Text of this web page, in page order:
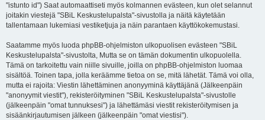
"istunto id") Saat automaattiseti myös kolmannen evästeen, kun olet selannut
joitakin viestejä "SBiL Keskustelupalsta"-sivustolla ja näitä käytetään
tallentamaan lukemiasi vestiketjuja ja näin parantaen käyttökokemustasi.
Saatamme myös luoda phpBB-ohjelmiston ulkopuolisen evästeen "SBiL
Keskustelupalsta"-sivustolta, Mutta se on tämän dokumentin ulkopuolella.
Tämä on tarkoitettu vain niille sivuille, joilla on phpBB-ohjelmiston luomaa
sisältöä. Toinen tapa, jolla keräämme tietoa on se, mitä lähetät. Tämä voi olla,
mutta ei rajoita: Viestin lähettäminen anonyyminä käyttäjänä (Jälkeenpäin
"anonyymit viestit"), rekisteröityminen "SBiL Keskustelupalsta"-sivustolle
(jälkeenpäin "omat tunnuksesi") ja lähettämäsi viestit rekisteröitymisen ja
sisäänkirjautumisen jälkeen (jälkeenpäin "omat viestisi").